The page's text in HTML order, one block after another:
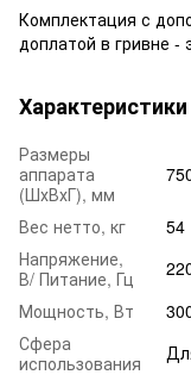
Комплектация с
доплатой в гривне -
Характеристики
Размеры
аппарата
(ШхВхГ), мм
Вес нетто, кг
54
Напряжение,
В/ Питание, Гц
Мощность, Вт
Сфера
использования